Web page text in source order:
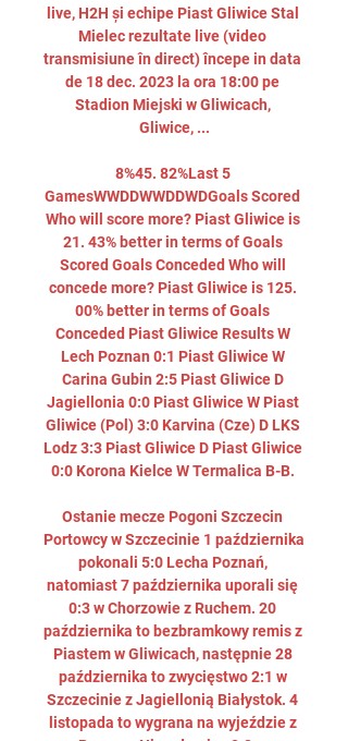
live, H2H și echipe Piast Gliwice Stal
Mielec rezultate live (video
transmisiune în direct) începe in data
de 18 dec. 2023 la ora 18:00 pe
Stadion Miejski w Gliwicach,
Gliwice, ...
8%45. 82%Last 5
GamesWWDDWWDDWDGoals Scored
Who will score more? Piast Gliwice is
21. 43% better in terms of Goals
Scored Goals Conceded Who will
concede more? Piast Gliwice is 125.
00% better in terms of Goals
Conceded Piast Gliwice Results W
Lech Poznan 0:1 Piast Gliwice W
Carina Gubin 2:5 Piast Gliwice D
Jagiellonia 0:0 Piast Gliwice W Piast
Gliwice (Pol) 3:0 Karvina (Cze) D LKS
Lodz 3:3 Piast Gliwice D Piast Gliwice
0:0 Korona Kielce W Termalica B-B.
Ostanie mecze Pogoni Szczecin
Portowcy w Szczecinie 1 października
pokonali 5:0 Lecha Poznań,
natomiast 7 października uporali się
0:3 w Chorzowie z Ruchem. 20
października to bezbramkowy remis z
Piastem w Gliwicach, następnie 28
października to zwycięstwo 2:1 w
Szczecinie z Jagiellonią Białystok. 4
listopada to wygrana na wyjeździe z